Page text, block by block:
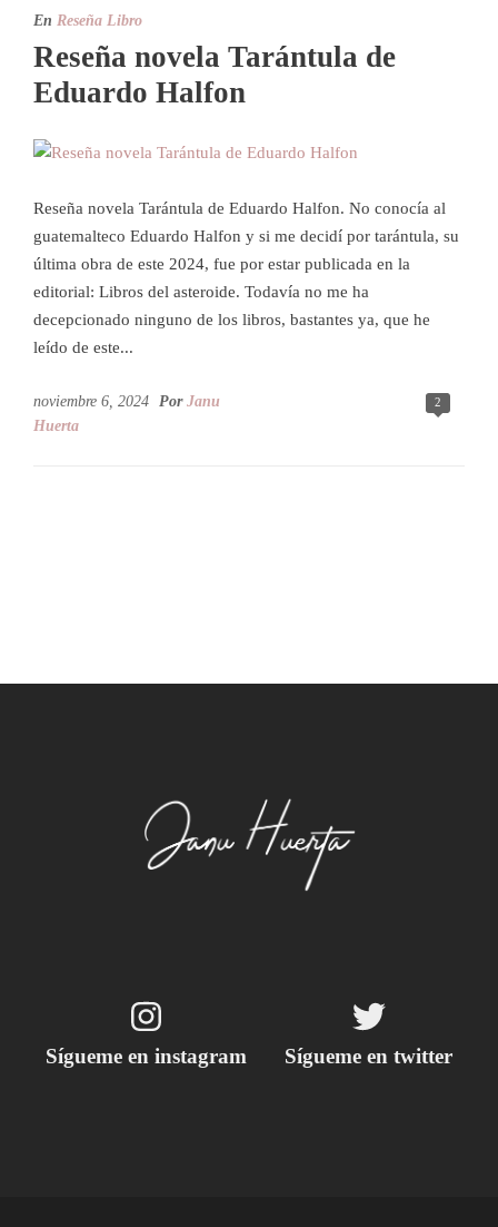
En Reseña Libro
Reseña novela Tarántula de
Eduardo Halfon
Reseña novela Tarántula de Eduardo Halfon. No conocía al
guatemalteco Eduardo Halfon y si me decidí por tarántula, su
última obra de este 2024, fue por estar publicada en la
editorial: Libros del asteroide. Todavía no me ha
decepcionado ninguno de los libros, bastantes ya, que he
leído de este...
2
noviembre 6, 2024 Por Janu
Huerta
Sígueme en instagram Sígueme en twitter